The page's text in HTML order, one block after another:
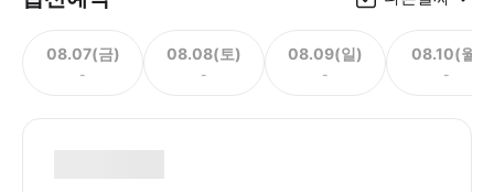
08.07(금)
-
08.08(토)
-
08.09(일)
-
08.10(월)
-